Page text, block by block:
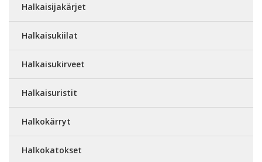
Halkaisijakärjet
Halkaisukiilat
Halkaisukirveet
Halkaisuristit
Halkokärryt
Halkokatokset